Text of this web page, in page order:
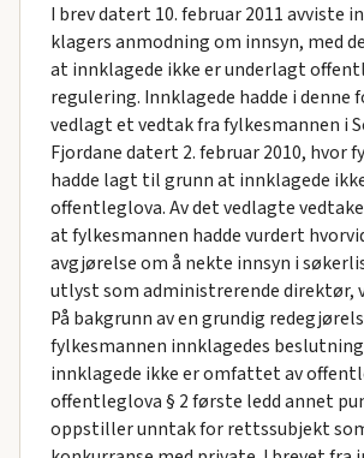
I brev datert 10. februar 2011 avviste
klagers anmodning om innsyn, med
at innklagede ikke er underlagt
regulering. Innklagede hadde i denne
vedlagt et vedtak fra fylkesmannen i
Fjordane datert 2. februar 2010, hvor
hadde lagt til grunn at innklagede
offentleglova. Av det vedlagte
at fylkesmannen hadde vurdert
avgjørelse om å nekte innsyn i
utlyst som administrerende direktør,
På bakgrunn av en grundig
fylkesmannen innklagedes
innklagede ikke er omfattet av
offentleglova § 2 første ledd annet
oppstiller unntak for rettssubjekt